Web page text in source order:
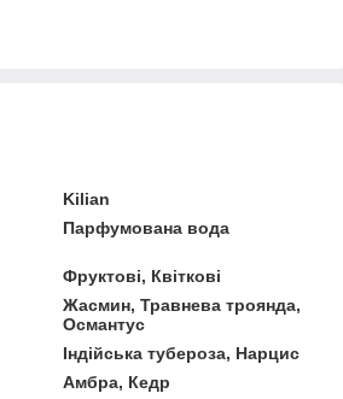
Kilian
Парфумована вода
Фруктові, Квіткові
Жасмин, Травнева троянда,
Османтус
Індійська тубероза, Нарцис
Амбра, Кедр